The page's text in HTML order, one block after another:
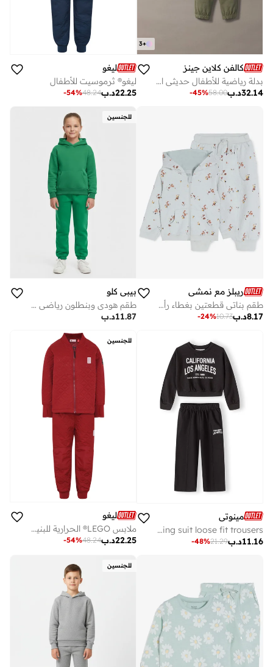
+
3
كالفن كلاين جينز
بدلة رياضية للأطفال حديثي الولادة مزينة بشعار كلفن كلاين
د.ب32.14
58.00
-45%
ليغو
ليغو® ثرموسيت للأطفال
د.ب22.25
48.24
-54%
ريبلز مع نمشي
طقم بناتي قطعتين بغطاء رأس وسروال رياضي
د.ب8.17
10.73
-24%
للجنسين
بيبي كلو
طقم هودي وبنطلون رياضي شتوي من الصوف للجنسين باللون الأخضر
د.ب11.87
مينوتي
Girls black jogging suit loose fit trousers
د.ب11.16
21.29
-48%
للجنسين
ليغو
ملابس LEGO® الحرارية للبنين والبنات
د.ب22.25
48.24
-54%
للجنسين